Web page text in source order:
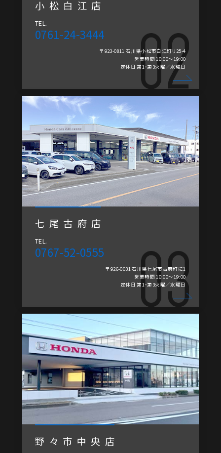
小松白江店
TEL.
0761-24-3444
〒923-0811 石川県小松市白江町リ25-4
営業時間 10:00～19:00
定休日 第1・第3火曜／水曜日
七尾古府店
TEL.
0767-52-0555
〒926-0031 石川県七尾市古府町に1
営業時間 10:00～19:00
定休日 第1・第3火曜／水曜日
野々市中央店